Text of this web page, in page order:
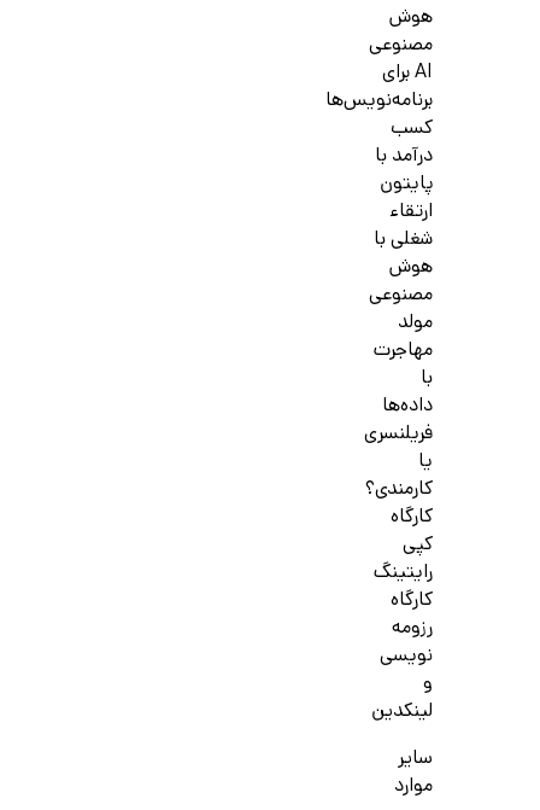
هوش
مصنوعی
AI برای
برنامه‌نویس‌ها
کسب
درآمد با
پایتون
ارتقاء
شغلی با
هوش
مصنوعی
مولد
مهاجرت
با
داده‌ها
فریلنسری
یا
کارمندی؟
کارگاه
کپی
رایتینگ
کارگاه
رزومه
نویسی
و
لینکدین
سایر
موارد